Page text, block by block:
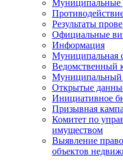
Муниципальные
Результаты
Официальные
Информация
Муниципальная
Ведомственный
Муниципальный
Открытые
Инициативное
Призывная
Комитет по
имуществом
Выявление
объектов